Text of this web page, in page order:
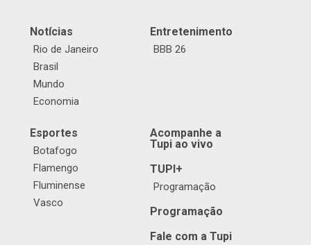
Notícias
Rio de Janeiro
Brasil
Mundo
Economia
Entretenimento
BBB 26
Esportes
Botafogo
Flamengo
Fluminense
Vasco
Acompanhe a
Tupi ao vivo
TUPI+
Programação
Programação
Fale com a Tupi